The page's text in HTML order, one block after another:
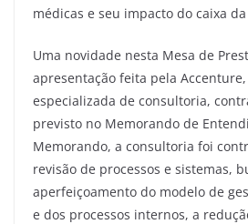
médicas e seu impacto do caixa da
Uma novidade nesta Mesa de
apresentação feita pela
especializada de consultoria,
previsto no Memorando de
Memorando, a consultoria foi
revisão de processos e sistemas,
aperfeiçoamento do modelo de
e dos processos internos, a